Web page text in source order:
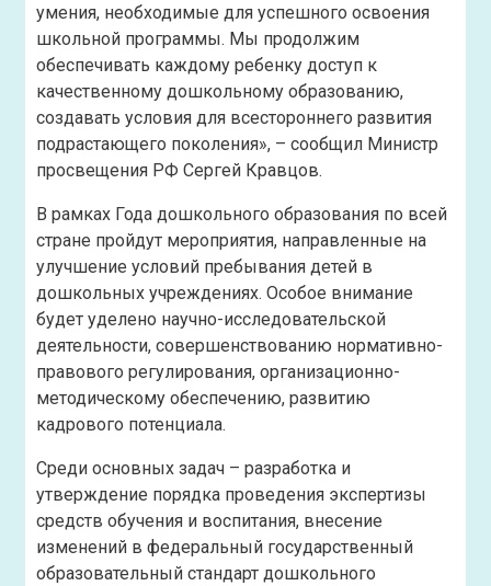
умения, необходимые для успешного освоения
школьной программы. Мы продолжим
обеспечивать каждому ребенку доступ к
качественному дошкольному образованию,
создавать условия для всестороннего развития
подрастающего поколения», – сообщил Министр
просвещения РФ Сергей Кравцов.
В рамках Года дошкольного образования по всей
стране пройдут мероприятия, направленные на
улучшение условий пребывания детей в
дошкольных учреждениях. Особое внимание
будет уделено научно-исследовательской
деятельности, совершенствованию нормативно-
правового регулирования, организационно-
методическому обеспечению, развитию
кадрового потенциала.
Среди основных задач – разработка и
утверждение порядка проведения экспертизы
средств обучения и воспитания, внесение
изменений в федеральный государственный
образовательный стандарт дошкольного